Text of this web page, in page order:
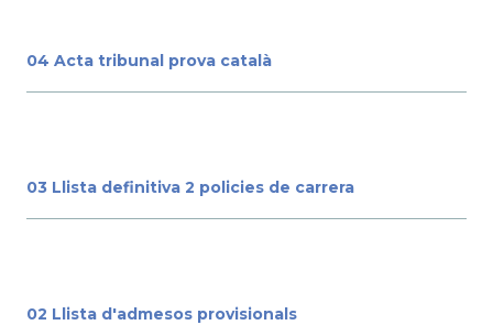
04 Acta tribunal prova català
03 Llista definitiva 2 policies de carrera
02 Llista d'admesos provisionals